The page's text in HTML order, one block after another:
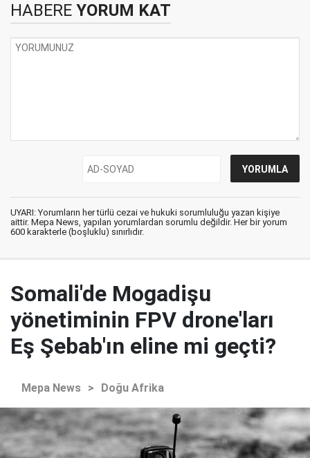
HABERE YORUM KAT
UYARI: Yorumların her türlü cezai ve hukuki sorumluluğu yazan kişiye
aittir. Mepa News, yapılan yorumlardan sorumlu değildir. Her bir yorum
600 karakterle (boşluklu) sınırlıdır.
Somali'de Mogadişu
yönetiminin FPV drone'ları
Eş Şebab'ın eline mi geçti?
Mepa News > Doğu Afrika